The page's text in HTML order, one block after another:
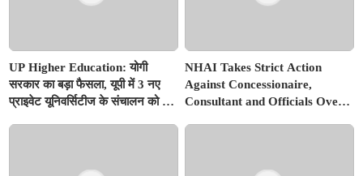
UP Higher Education: योगी
सरकार का बड़ा फैसला, यूपी में 3 नए
प्राइवेट यूनिवर्सिटीज के संचालन को हरी
NHAI Takes Strict Action
Against Concessionaire,
Consultant and Officials Over